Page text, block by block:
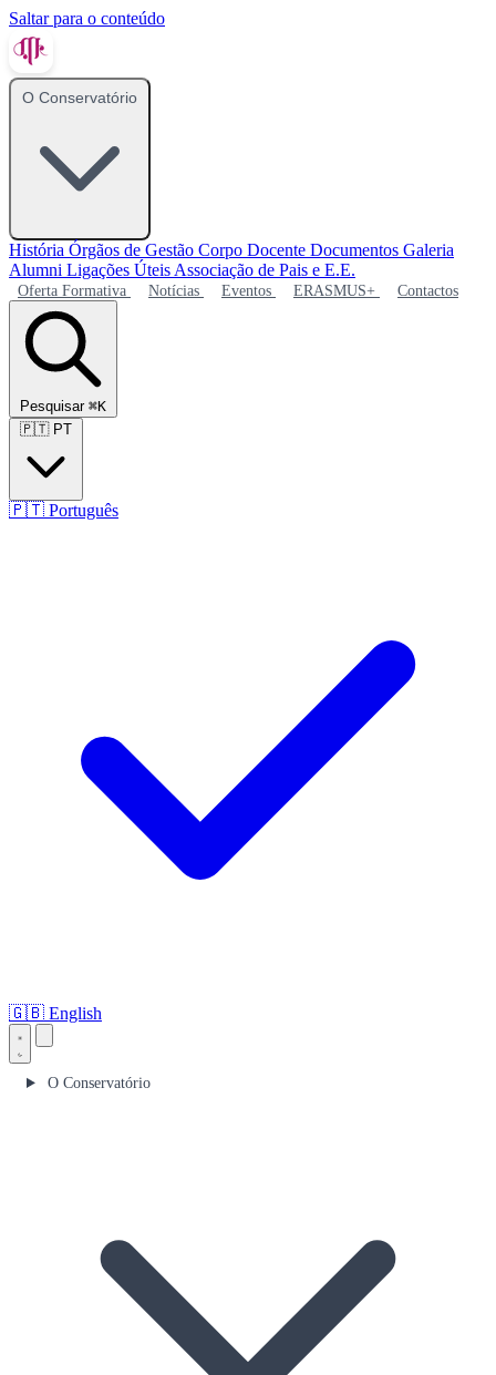
Saltar para o conteúdo
O Conservatório
História Órgãos de Gestão Corpo Docente Documentos Galeria
Alumni Ligações Úteis Associação de Pais e E.E.
Oferta Formativa Notícias Eventos ERASMUS+ Contactos
Pesquisar ⌘K
🇵🇹 PT
🇵🇹 Português
🇬🇧 English
O Conservatório